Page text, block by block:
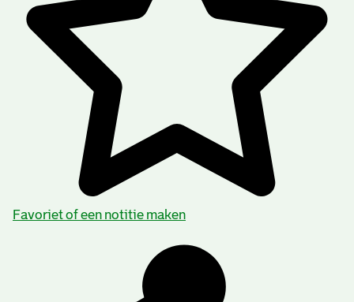
Favoriet of een notitie maken